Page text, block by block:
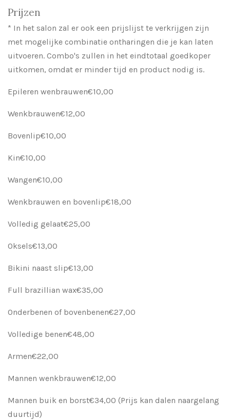
Prijzen
* In het salon zal er ook een prijslijst te verkrijgen zijn
met mogelijke combinatie ontharingen die je kan laten
uitvoeren. Combo's zullen in het eindtotaal goedkoper
uitkomen, omdat er minder tijd en product nodig is.
Epileren wenbrauwen€10,00
Wenkbrauwen€12,00
Bovenlip€10,00
Kin€10,00
Wangen€10,00
Wenkbrauwen en bovenlip€18,00
Volledig gelaat€25,00
Oksels€13,00
Bikini naast slip€13,00
Full brazillian wax€35,00
Onderbenen of bovenbenen€27,00
Volledige benen€48,00
Armen€22,00
Mannen wenkbrauwen€12,00
Mannen buik en borst€34,00 (Prijs kan dalen naargelang
duurtijd)